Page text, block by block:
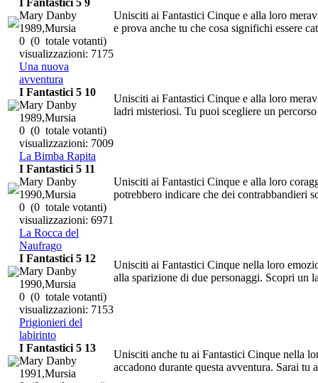
Unisciti ai Fantastici Cinque e alla loro
e prova anche tu che cosa significhi essere
Mary Danby
1989,Mursia
0 (0 totale votanti)
visualizzazioni: 7175
Una nuova
avventura
Unisciti ai Fantastici Cinque e alla loro
ladri misteriosi. Tu puoi scegliere un
I Fantastici 5 10
Mary Danby
1989,Mursia
0 (0 totale votanti)
visualizzazioni: 7009
La Bimba Rapita
Unisciti ai Fantastici Cinque e alla loro
potrebbero indicare che dei contrabbandieri
I Fantastici 5 11
Mary Danby
1990,Mursia
0 (0 totale votanti)
visualizzazioni: 6971
La Rocca del
Naufrago
Unisciti ai Fantastici Cinque nella loro
alla sparizione di due personaggi. Scopri un
I Fantastici 5 12
Mary Danby
1990,Mursia
0 (0 totale votanti)
visualizzazioni: 7153
Prigionieri del
labirinto
Unisciti anche tu ai Fantastici Cinque nella
accadono durante questa avventura. Sarai tu
I Fantastici 5 13
Mary Danby
1991,Mursia